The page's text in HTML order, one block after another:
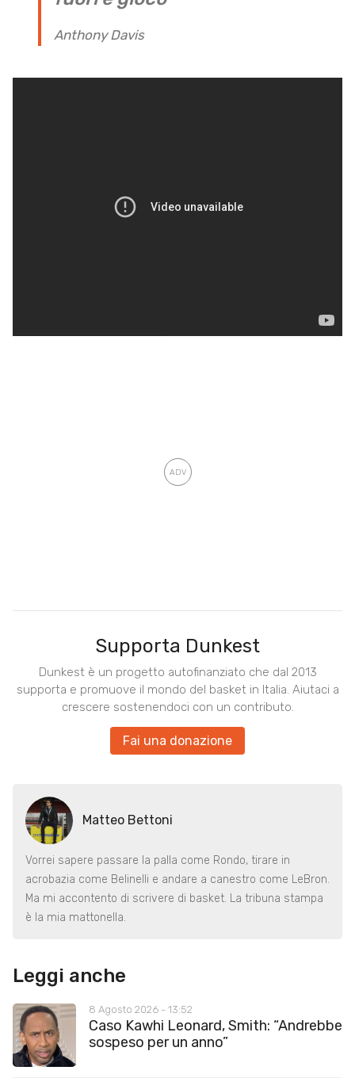
Anthony Davis
Supporta Dunkest
Dunkest è un progetto autofinanziato che dal 2013
supporta e promuove il mondo del basket in Italia. Aiutaci a
crescere sostenendoci con un contributo.
Fai una donazione
Matteo Bettoni
Vorrei sapere passare la palla come Rondo, tirare in
acrobazia come Belinelli e andare a canestro come LeBron.
Ma mi accontento di scrivere di basket. La tribuna stampa
è la mia mattonella.
Leggi anche
8 Agosto 2026 - 13:52
Caso Kawhi Leonard, Smith: “Andrebbe
sospeso per un anno”